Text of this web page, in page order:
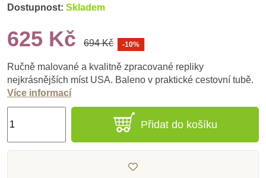
Dostupnost: Skladem
625 Kč 694 Kč -10%
Ručně malované a kvalitně zpracované repliky
nejkrásnějších míst USA. Baleno v praktické cestovní tubě.
Více informací
Přidat do košíku